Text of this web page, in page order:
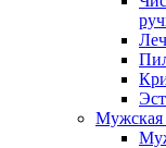
Мужская